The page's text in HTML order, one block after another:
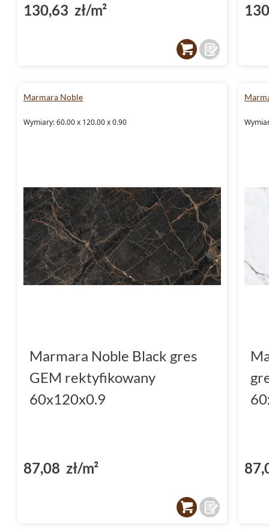
130,63 zł/m²
Marmara Noble
Wymiary: 60.00 x 120.00 x 0.90
Marmara Noble Black gres
GEM rektyfikowany
60x120x0.9
87,08 zł/m²